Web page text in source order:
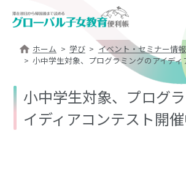
ホーム 学び
イベント・セミナー情報
小中学生対象、プログラミングのアイデ
小中学生対象、プログ
イディアコンテスト開